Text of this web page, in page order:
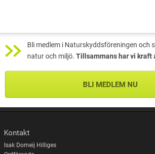
Bli medlem i Naturskyddsföreningen och
natur och miljö. Tillsammans har vi kraft
BLI MEDLEM NU
Kontakt
Isak Domeij Hilliges